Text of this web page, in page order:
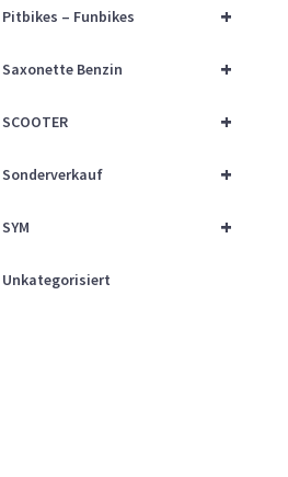
+
Pitbikes – Funbikes
+
Saxonette Benzin
+
SCOOTER
+
Sonderverkauf
+
SYM
Unkategorisiert